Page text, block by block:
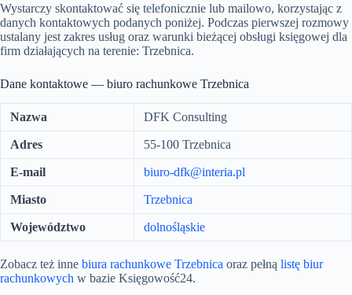
Wystarczy skontaktować się telefonicznie lub mailowo, korzystając z
danych kontaktowych podanych poniżej. Podczas pierwszej rozmowy
ustalany jest zakres usług oraz warunki bieżącej obsługi księgowej dla
firm działających na terenie: Trzebnica.
Dane kontaktowe — biuro rachunkowe Trzebnica
Nazwa DFK Consulting
Adres 55-100 Trzebnica
E-mail biuro-dfk@interia.pl
Miasto Trzebnica
Województwo dolnośląskie
Zobacz też inne biura rachunkowe Trzebnica oraz pełną listę biur
rachunkowych w bazie Księgowość24.